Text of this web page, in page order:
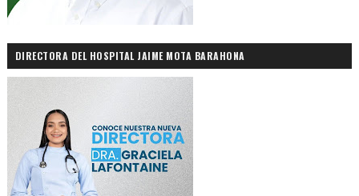
DIRECTORA DEL HOSPITAL JAIME MOTA BARAHONA